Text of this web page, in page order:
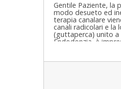
Gentile Paziente, la
modo desueto ed
terapia canalare
canali radicolari e la
(guttaperca) unito a
Endodonzia, è
orale e ad evitare
la diga di gomma